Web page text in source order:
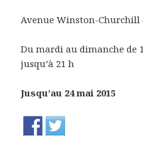
Avenue Winston-Churchill
Du mardi au dimanche de
jusqu’à 21 h
Jusqu’au 24 mai 2015